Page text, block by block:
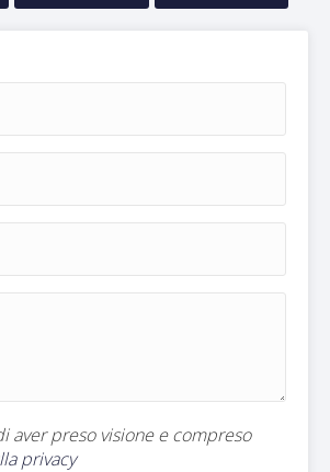
aver preso visione e compreso
privacy